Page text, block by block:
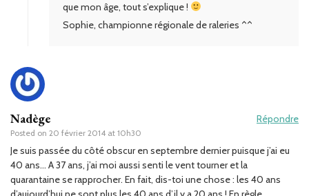
que mon âge, tout s’explique !
Sophie, championne régionale de raleries ^^
Nadège
Posted on 20 février 2014 at 10h30
Répondre
Je suis passée du côté obscur en septembre dernier puisque j’ai eu
40 ans… A 37 ans, j’ai moi aussi senti le vent tourner et la
quarantaine se rapprocher. En fait, dis-toi une chose : les 40 ans